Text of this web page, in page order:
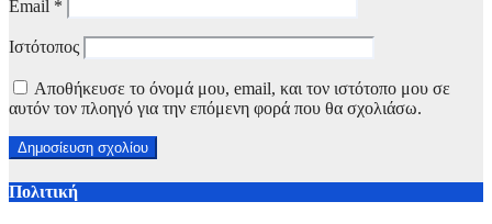
Email *
Ιστότοπος
Αποθήκευσε το όνομά μου, email, και τον ιστότοπο μου σε
αυτόν τον πλοηγό για την επόμενη φορά που θα σχολιάσω.
Πολιτική